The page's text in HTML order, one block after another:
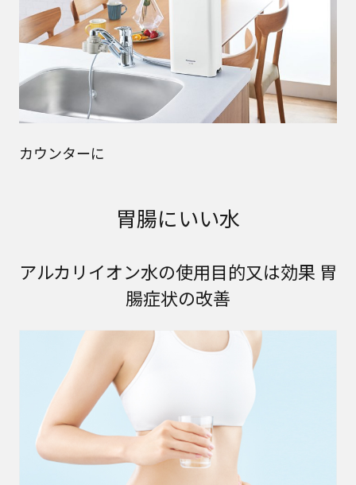
カウンターに
胃腸にいい水
アルカリイオン水の使用目的又は効果 胃
腸症状の改善